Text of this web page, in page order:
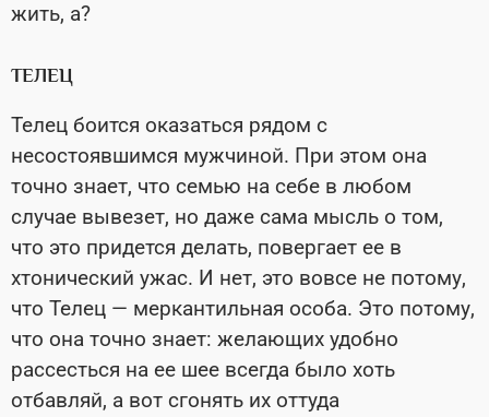
жить, а?
ТЕЛЕЦ
Телец боится оказаться рядом с
несостоявшимся мужчиной. При этом она
точно знает, что семью на себе в любом
случае вывезет, но даже сама мысль о том,
что это придется делать, повергает ее в
хтонический ужас. И нет, это вовсе не потому,
что Телец — меркантильная особа. Это потому,
что она точно знает: желающих удобно
рассесться на ее шее всегда было хоть
отбавляй, а вот сгонять их оттуда